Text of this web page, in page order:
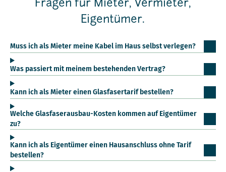
Fragen für Mieter, Vermieter,
Eigentümer.
Muss ich als Mieter meine Kabel im Haus selbst verlegen?
Was passiert mit meinem bestehenden Vertrag?
Kann ich als Mieter einen Glasfasertarif bestellen?
Welche Glasfaserausbau-Kosten kommen auf Eigentümer
zu?
Kann ich als Eigentümer einen Hausanschluss ohne Tarif
bestellen?